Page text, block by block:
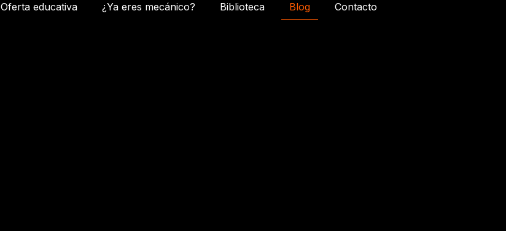
Oferta educativa ¿Ya eres mecánico? Biblioteca Blog Contacto